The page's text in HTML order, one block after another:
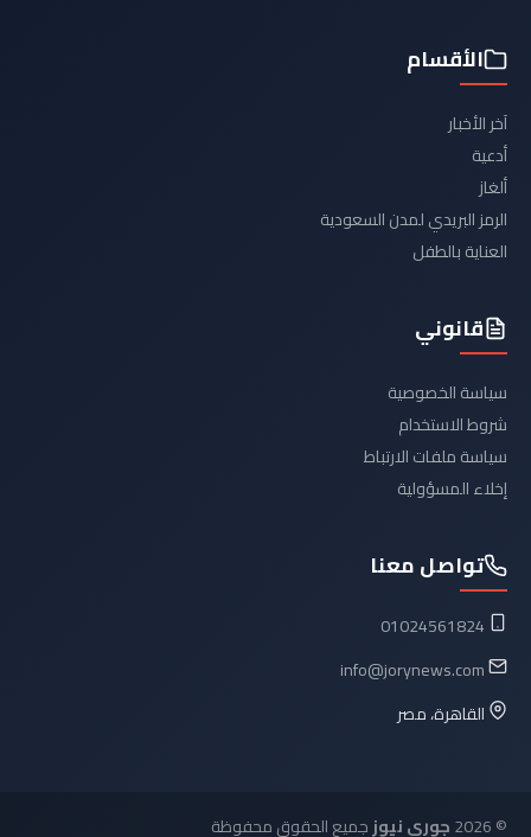
الأقسام
آخر الأخبار
أدعية
ألغاز
الرمز البريدي لمدن السعودية
العناية بالطفل
قانوني
سياسة الخصوصية
شروط الاستخدام
سياسة ملفات الارتباط
إخلاء المسؤولية
تواصل معنا
01024561824
info@jorynews.com
القاهرة، مصر
© 2026 جوري نيوزجميع الحقوق محفوظة